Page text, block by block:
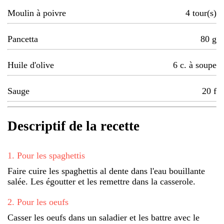
Moulin à poivre 4 tour(s)
Pancetta 80 g
Huile d'olive 6 c. à soupe
Sauge 20 f
Descriptif de la recette
1 . Pour les spaghettis
Faire cuire les spaghettis al dente dans l'eau bouillante
salée. Les égoutter et les remettre dans la casserole.
2. Pour les oeufs
Casser les oeufs dans un saladier et les battre avec le